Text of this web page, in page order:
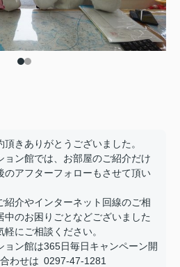
頂きありがとうございました。
ョン館では、お部屋のご紹介だけ
のアフターフォローもさせて頂い
紹介やインターネット回線のご相
中のお困りごとなどございました
軽にご相談ください。
ョン館は365日毎日キャンペーン開
わせは 0297-47-1281